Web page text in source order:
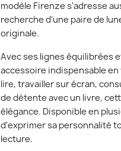
modèle Firenze s'adresse
recherche d'une paire de
originale.
Avec ses lignes équilibrées
accessoire indispensable
lire, travailler sur écran,
de détente avec un livre,
élégance. Disponible en
d'exprimer sa personnalité
lecture.